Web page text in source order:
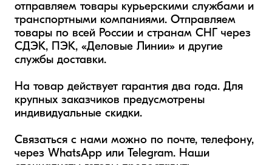
отправляем товары курьерскими службами и
транспортными компаниями. Отправляем
товары по всей России и странам СНГ через
СДЭК, ПЭК, «Деловые Линии» и другие
службы доставки.
На товар действует гарантия два года. Для
крупных заказчиков предусмотрены
индивидуальные скидки.
Связаться с нами можно по почте, телефону,
через WhatsApp или Telegram. Наши